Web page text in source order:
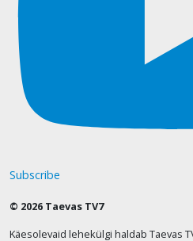
Subscribe
© 2026 Taevas TV7
Käesolevaid lehekülgi haldab Taevas